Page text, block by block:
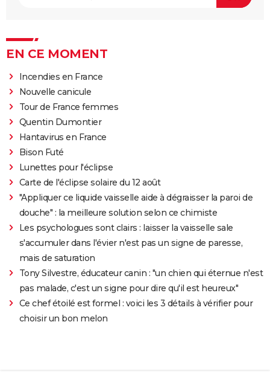
EN CE MOMENT
Incendies en France
Nouvelle canicule
Tour de France femmes
Quentin Dumontier
Hantavirus en France
Bison Futé
Lunettes pour l'éclipse
Carte de l'éclipse solaire du 12 août
"Appliquer ce liquide vaisselle aide à dégraisser la paroi de
douche" : la meilleure solution selon ce chimiste
Les psychologues sont clairs : laisser la vaisselle sale
s'accumuler dans l'évier n'est pas un signe de paresse,
mais de saturation
Tony Silvestre, éducateur canin : "un chien qui éternue n'est
pas malade, c'est un signe pour dire qu'il est heureux"
Ce chef étoilé est formel : voici les 3 détails à vérifier pour
choisir un bon melon